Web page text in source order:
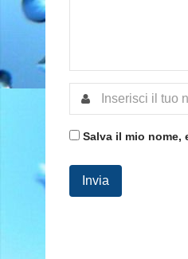
Salva il mio nome,